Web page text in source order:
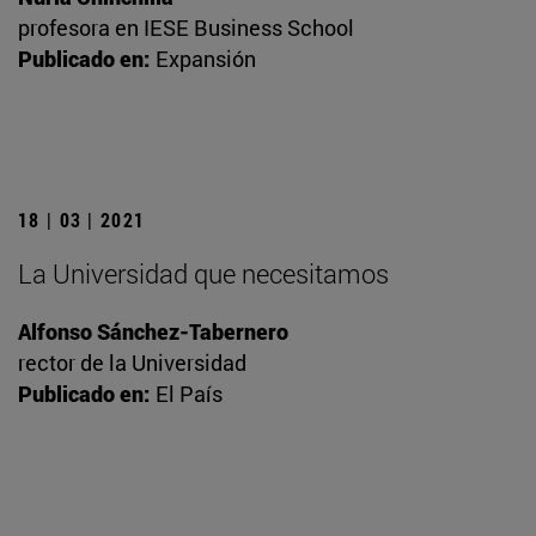
profesora en IESE Business School
Publicado en: Expansión
18 | 03 | 2021
La Universidad que necesitamos
Alfonso Sánchez-Tabernero
rector de la Universidad
Publicado en: El País